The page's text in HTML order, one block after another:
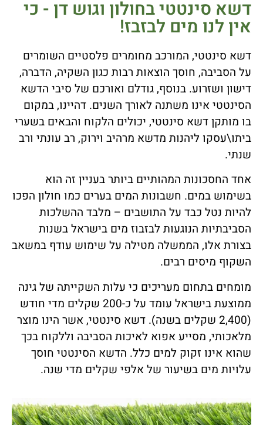
דשא סינטטי בחולון וגוש דן - כי
אין לנו מים לבזבז!
דשא סינטטי, המורכב מחומרים פלסטיים השומרים
על הסביבה, חוסך הוצאות רבות כגון השקיה, הדברה,
דישון ושזרוע. בנוסף, גודלם ואורכם של סיבי הדשא
הסינטטי אינו משתנה לאורך השנים. דהיינו, במקום
בו מותקן דשא סינטטי, יכולים הלקוח והבאים בשערי
ביתו\עסקו ליהנות מדשא מרהיב וירוק, רב עונתי ורב
שנתי.
אחד החסכונות המהותיים ביותר בעניין זה הוא
בשימוש במים. חשבונות המים בערים כמו חולון הפכו
להיות נטל כבד על התושבים – מלבד ההשלכות
הסביבתיות הנוגעות לבזבוז מים בישראל בשנות
בצורת אלו, הממשלה מטילה על שימוש עודף במשאב
השקוף מיסים רבים.
מומחים בתחום מעריכים כי עלות השקייתה של גינה
ממוצעת בישראל עומד על כ-200 שקלים מדי חודש
(2,400 שקלים בשנה). דשא סינטטי, אשר הינו מוצר
מלאכותי, מסייע אפוא לאיכות הסביבה וללקוח בכך
שהוא אינו זקוק למים כלל. הדשא הסינטטי חוסך
עלויות מים בשיעור של אלפי שקלים מדי שנה.